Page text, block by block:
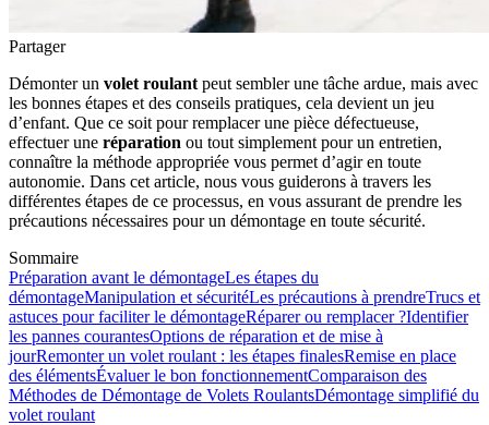
Partager
Démonter un volet roulant peut sembler une tâche ardue, mais avec
les bonnes étapes et des conseils pratiques, cela devient un jeu
d’enfant. Que ce soit pour remplacer une pièce défectueuse,
effectuer une réparation ou tout simplement pour un entretien,
connaître la méthode appropriée vous permet d’agir en toute
autonomie. Dans cet article, nous vous guiderons à travers les
différentes étapes de ce processus, en vous assurant de prendre les
précautions nécessaires pour un démontage en toute sécurité.
Sommaire
Préparation avant le démontageLes étapes du
démontageManipulation et sécuritéLes précautions à prendreTrucs et
astuces pour faciliter le démontageRéparer ou remplacer ?Identifier
les pannes courantesOptions de réparation et de mise à
jourRemonter un volet roulant : les étapes finalesRemise en place
des élémentsÉvaluer le bon fonctionnementComparaison des
Méthodes de Démontage de Volets RoulantsDémontage simplifié du
volet roulant